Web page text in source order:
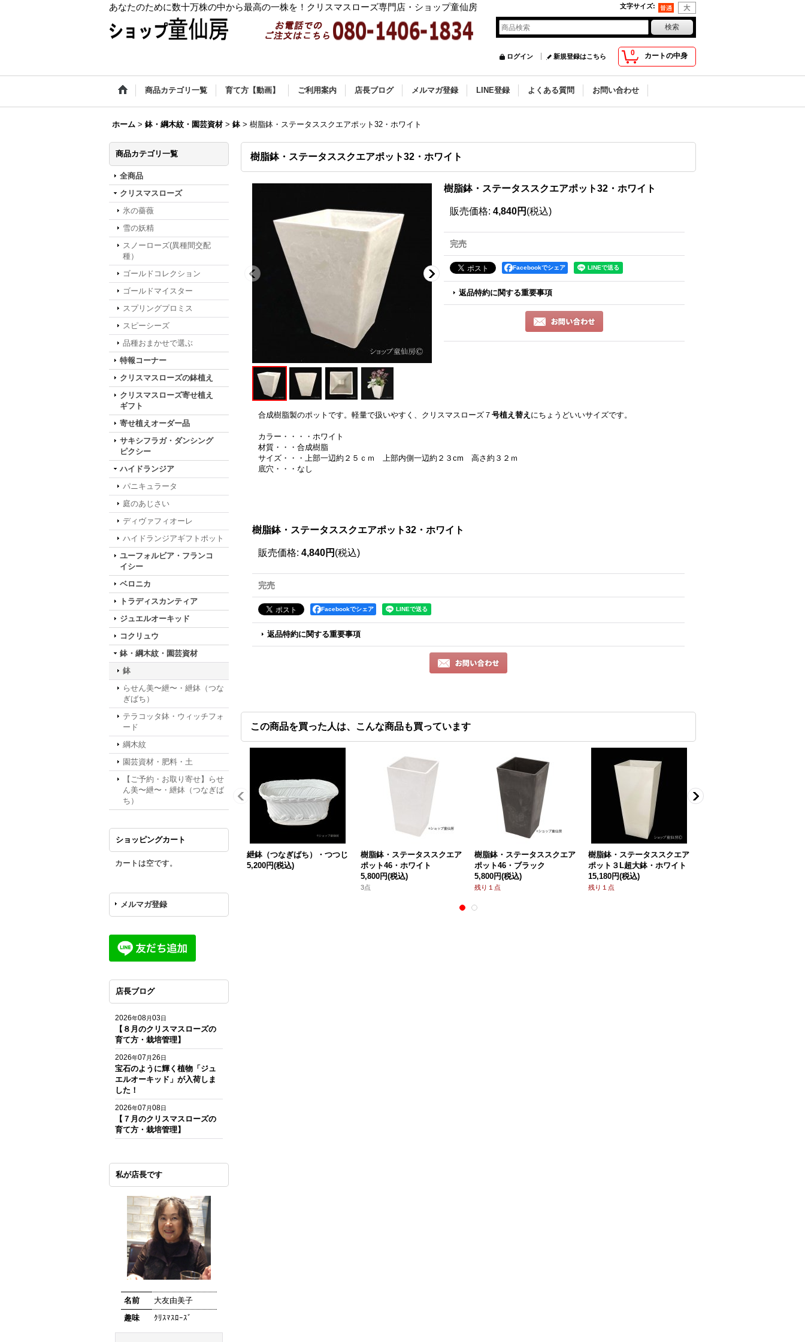
あなたのために数十万株の中から最高の一株を！クリスマスローズ専門店・ショップ童仙房 文字サイズ:
0 カートの中身
ログイン 新規登録はこちら
商品カテゴリ一覧 育て方【動画】 ご利用案内 店長ブログ メルマガ登録 LINE登録 よくある質問 お問い合わせ
ホーム > 鉢・綱木紋・園芸資材 > 鉢 > 樹脂鉢・ステータススクエアポット32・ホワイト
商品カテゴリ一覧
全商品
クリスマスローズ
氷の薔薇
雪の妖精
スノーローズ(異種間交配
種）
ゴールドコレクション
ゴールドマイスター
スプリングプロミス
スピーシーズ
品種おまかせで選ぶ
特報コーナー
クリスマスローズの鉢植え
クリスマスローズ寄せ植え
ギフト
寄せ植えオーダー品
サキシフラガ・ダンシング
ピクシー
ハイドランジア
パニキュラータ
庭のあじさい
ディヴァフィオーレ
ハイドランジアギフトポット
ユーフォルビア・フランコ
イシー
ベロニカ
トラディスカンティア
ジュエルオーキッド
コクリュウ
鉢・綱木紋・園芸資材
鉢
らせん美〜紲〜・紲鉢（つな
ぎばち）
テラコッタ鉢・ウィッチフォ
ード
綱木紋
園芸資材・肥料・土
【ご予約・お取り寄せ】らせ
ん美〜紲〜・紲鉢（つなぎば
ち）
ショッピングカート
カートは空です。
メルマガ登録
店長ブログ
2026年08月03日
【８月のクリスマスローズの
育て方・栽培管理】
2026年07 月26日
宝石のように輝く植物「ジュ
エルオーキッド」が入荷しま
した！
2026年07 月08日
【７月のクリスマスローズの
育て方・栽培管理】
私が店長です
名前
大友由美子
趣味
ｸﾘｽﾏｽﾛｰｽﾞ
樹脂鉢・ステータススクエアポット32・ホワイト
樹脂鉢・ステータススクエアポット32・ホワイト
販売価格: 4,840円 (税込)
完売
Facebookでシェア
返品特約に関する重要事項
合成樹脂製のポットです。軽量で扱いやすく、クリスマスローズ７ 号植え替え にちょうどいいサイズです。
カラー・・・・ホワイト
材質・・・合成樹脂
サイズ・・・上部一辺約２５ｃｍ 上部内側一辺約２３cm 高さ約３２ｍ
底穴・・・なし
樹脂鉢・ステータススクエアポット32・ホワイト
販売価格: 4,840円 (税込)
完売
Facebookでシェア
返品特約に関する重要事項
この商品を買った人は、こんな商品も買っています
紲鉢（つなぎばち）・つつじ
5,200円(税込)
樹脂鉢・ステータススクエア
ポット46・ホワイト
5,800円(税込)
3点
樹脂鉢・ステータススクエア
ポット46・ブラック
5,800円(税込)
残り１点
樹脂鉢・ステータススクエア
ポット３L超大鉢・ホワイト
15,180円(税込)
残り１点